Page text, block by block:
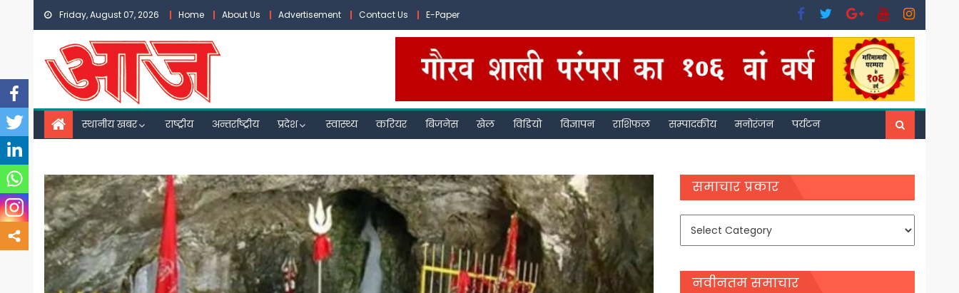
Skip
content
Friday, August 07, 2026 Home About Us Advertisement Contact Us E-Paper
स्थानीय खबर राष्ट्रीय अन्तर्राष्ट्रीय प्रदेश स्वास्थ्य करियर बिजनेस खेल विडियो विज्ञापन राशिफल सम्पादकीय मनोरंजन पर्यटन
समाचार प्रकार
समाचार
नवीनतम समाचार